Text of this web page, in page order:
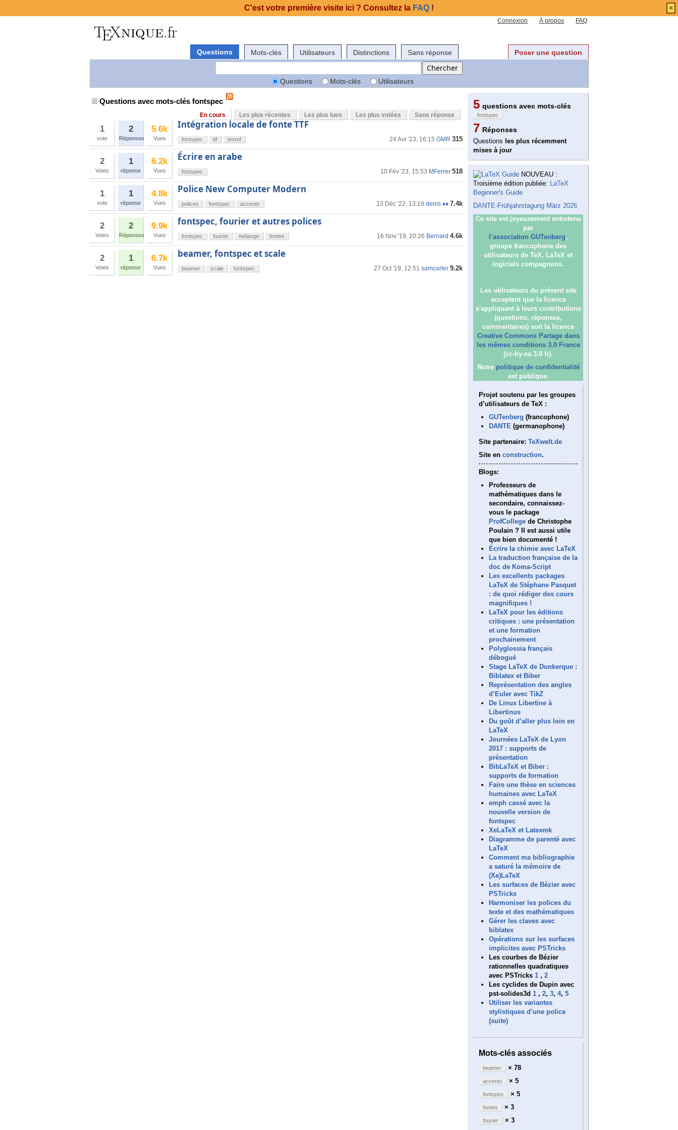
Connexion À propos FAQ
Questions Mots-clés Utilisateurs Distinctions Sans réponse Poser une question
Questions Mots-clés Utilisateurs
Questions avec mots-clés fontspec
En cours Les plus récentes Les plus lues Les plus votées Sans réponse
1
vote
2
Réponses
5.6k
Vues
Intégration locale de fonte TTF
24 Avr '23, 16:15 GMR 315
fontspec ttf texmf
2
Votes
1
réponse
6.2k
Vues
Écrire en arabe
10 Fév '23, 15:53 MFerrer 518
fontspec
1
vote
1
réponse
4.8k
Vues
Police New Computer Modern
13 Déc '22, 13:19 denis ♦♦ 7.4k
polices fontspec accents
2
Votes
2
Réponses
9.9k
Vues
fontspec, fourier et autres polices
16 Nov '19, 20:26 Bernard 4.6k
fontspec fourier mélange fontes
2
Votes
1
réponse
6.7k
Vues
beamer, fontspec et scale
27 Oct '19, 12:51 samcarter 9.2k
beamer scale fontspec
5 questions avec mots-clés
fontspec
7 Réponses
Questions les plus récemment
mises à jour
NOUVEAU :
Troisième édition publiée: LaTeX
Beginner's Guide
DANTE-Frühjahrstagung März 2026
Ce site est joyeusement entretenu
par
l’association GUTenberg,
groupe francophone des
utilisateurs de TeX, LaTeX et
logiciels compagnons.
Les utilisateurs du présent site
acceptent que la licence
s'appliquant à leurs contributions
(questions, réponses,
commentaires) soit la licence
Creative Commons Partage dans
les mêmes conditions 3.0 France
(cc-by-sa 3.0 fr).
Notre politique de confidentialité
est publique.
Projet soutenu par les groupes
d’utilisateurs de TeX :
GUTenberg (francophone)
DANTE (germanophone)
Site partenaire: TeXwelt.de
Site en construction.
Blogs:
Professeurs de
mathématiques dans le
secondaire, connaissez-
vous le package
ProfCollege de Christophe
Poulain ? Il est aussi utile
que bien documenté !
Écrire la chimie avec LaTeX
La traduction française de la
doc de Koma-Script
Les excellents packages
LaTeX de Stéphane Pasquet
: de quoi rédiger des cours
magnifiques !
LaTeX pour les éditions
critiques : une présentation
et une formation
prochainement
Polyglossia français
débogué
Stage LaTeX de Dunkerque :
Biblatex et Biber
Représentation des angles
d’Euler avec TikZ
De Linux Libertine à
Libertinus
Du goût d’aller plus loin en
LaTeX
Journées LaTeX de Lyon
2017 : supports de
présentation
BibLaTeX et Biber :
supports de formation
Faire une thèse en sciences
humaines avec LaTeX
emph cassé avec la
nouvelle version de
fontspec
XeLaTeX et Latexmk
Diagramme de parenté avec
LaTeX
Comment ma bibliographie
a saturé la mémoire de
(Xe)LaTeX
Les surfaces de Bézier avec
PSTricks
Harmoniser les polices du
texte et des mathématiques
Gérer les claves avec
biblatex
Opérations sur les surfaces
implicites avec PSTricks
Les courbes de Bézier
rationnelles quadratiques
avec PSTricks 1 , 2
Les cyclides de Dupin avec
pst-solides3d 1 , 2, 3, 4, 5
Utiliser les variantes
stylistiques d’une police
(suite)
Mots-clés associés
beamer × 78
accents × 5
fontspec × 5
fontes × 3
fourier
× 3
C'est votre première visite ici ? Consultez la FAQ ! ×